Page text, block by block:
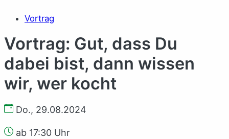
Vortrag
Vortrag: Gut, dass Du
dabei bist, dann wissen
wir, wer kocht
Do., 29.08.2024
ab 17:30 Uhr